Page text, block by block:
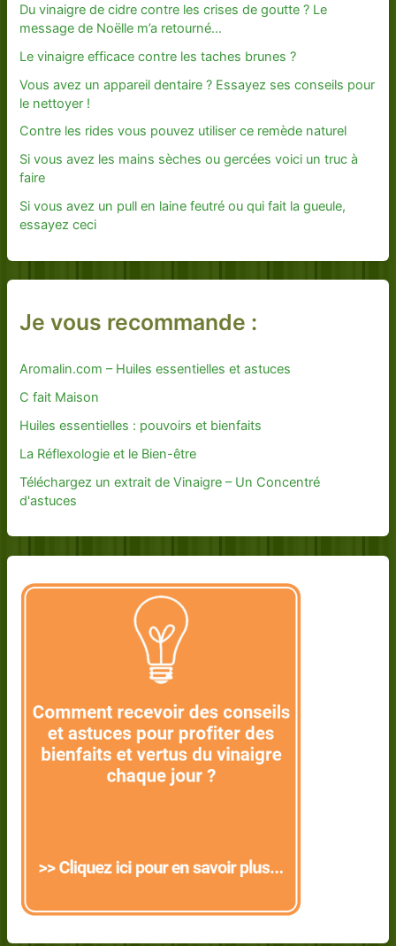
Du vinaigre de cidre contre les crises de goutte ? Le
message de Noëlle m’a retourné…
Le vinaigre efficace contre les taches brunes ?
Vous avez un appareil dentaire ? Essayez ses conseils pour
le nettoyer !
Contre les rides vous pouvez utiliser ce remède naturel
Si vous avez les mains sèches ou gercées voici un truc à
faire
Si vous avez un pull en laine feutré ou qui fait la gueule,
essayez ceci
Je vous recommande :
Aromalin.com – Huiles essentielles et astuces
C fait Maison
Huiles essentielles : pouvoirs et bienfaits
La Réflexologie et le Bien-être
Téléchargez un extrait de Vinaigre – Un Concentré
d'astuces